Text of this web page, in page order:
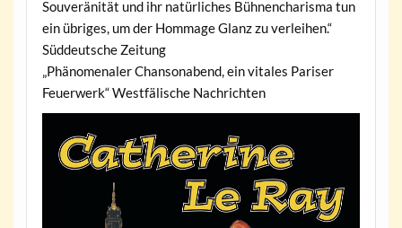
Souveränität und ihr natürliches Bühnencharisma tun
ein übriges, um der Hommage Glanz zu verleihen.“
Süddeutsche Zeitung
„Phänomenaler Chansonabend, ein vitales Pariser
Feuerwerk“ Westfälische Nachrichten